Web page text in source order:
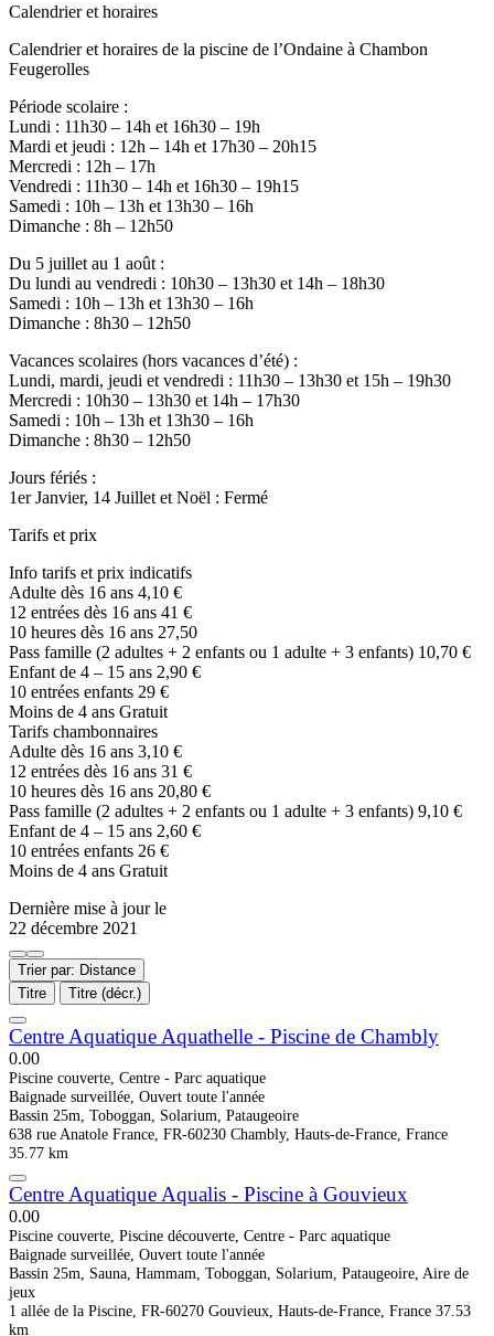
Calendrier et horaires
Calendrier et horaires de la piscine de l’Ondaine à Chambon
Feugerolles
Période scolaire :
Lundi : 11h30 – 14h et 16h30 – 19h
Mardi et jeudi : 12h – 14h et 17h30 – 20h15
Mercredi : 12h – 17h
Vendredi : 11h30 – 14h et 16h30 – 19h15
Samedi : 10h – 13h et 13h30 – 16h
Dimanche : 8h – 12h50
Du 5 juillet au 1 août :
Du lundi au vendredi : 10h30 – 13h30 et 14h – 18h30
Samedi : 10h – 13h et 13h30 – 16h
Dimanche : 8h30 – 12h50
Vacances scolaires (hors vacances d’été) :
Lundi, mardi, jeudi et vendredi : 11h30 – 13h30 et 15h – 19h30
Mercredi : 10h30 – 13h30 et 14h – 17h30
Samedi : 10h – 13h et 13h30 – 16h
Dimanche : 8h30 – 12h50
Jours fériés :
1er Janvier, 14 Juillet et Noël : Fermé
Tarifs et prix
Info tarifs et prix indicatifs
Adulte dès 16 ans 4,10 €
12 entrées dès 16 ans 41 €
10 heures dès 16 ans 27,50
Pass famille (2 adultes + 2 enfants ou 1 adulte + 3 enfants) 10,70 €
Enfant de 4 – 15 ans 2,90 €
10 entrées enfants 29 €
Moins de 4 ans Gratuit
Tarifs chambonnaires
Adulte dès 16 ans 3,10 €
12 entrées dès 16 ans 31 €
10 heures dès 16 ans 20,80 €
Pass famille (2 adultes + 2 enfants ou 1 adulte + 3 enfants) 9,10 €
Enfant de 4 – 15 ans 2,60 €
10 entrées enfants 26 €
Moins de 4 ans Gratuit
Dernière mise à jour le
22 décembre 2021
Trier par: Distance
Titre
Titre (décr.)
Centre Aquatique Aquathelle - Piscine de Chambly
0.00
Piscine couverte, Centre - Parc aquatique
Baignade surveillée, Ouvert toute l'année
Bassin 25m, Toboggan, Solarium, Pataugeoire
638 rue Anatole France, FR-60230 Chambly, Hauts-de-France, France
35.77 km
Centre Aquatique Aqualis - Piscine à Gouvieux
0.00
Piscine couverte, Piscine découverte, Centre - Parc aquatique
Baignade surveillée, Ouvert toute l'année
Bassin 25m, Sauna, Hammam, Toboggan, Solarium, Pataugeoire, Aire de
jeux
1 allée de la Piscine, FR-60270 Gouvieux, Hauts-de-France, France 37.53
km